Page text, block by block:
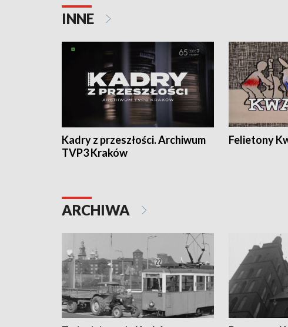
INNE
Kadry z przeszłości. Archiwum
TVP3 Kraków
Felietony
ARCHIWA